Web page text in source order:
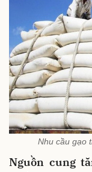
Nhu cầu gạo
Nguồn cung